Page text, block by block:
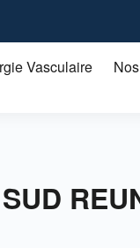
Vasculaire